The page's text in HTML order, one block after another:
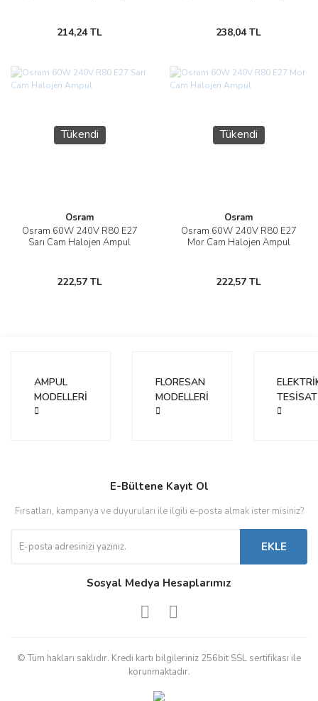
214,24 TL 238,04 TL
Tükendi
Osram
Osram 60W 240V R80 E27
Sarı Cam Halojen Ampul
222,57 TL
Tükendi
Osram
Osram 60W 240V R80 E27
Mor Cam Halojen Ampul
222,57 TL
AMPUL
MODELLERİ
FLORESAN
MODELLERİ
TESİSAT
E-Bültene Kayıt Ol
Fırsatları, kampanya ve duyuruları ile ilgili e-posta almak ister misiniz?
EKLE
Sosyal Medya Hesaplarımız
© Tüm hakları saklıdır. Kredi kartı bilgileriniz 256bit SSL sertifikası ile
korunmaktadır.